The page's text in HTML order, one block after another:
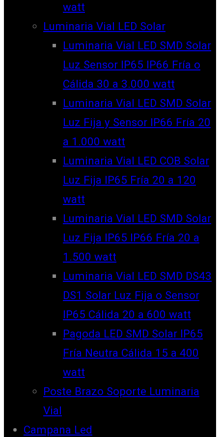
watt
Luminaria Vial LED Solar
Luminaria Vial LED SMD Solar
Luz Sensor IP65 IP66 Fría o
Cálida 30 a 3.000 watt
Luminaria Vial LED SMD Solar
Luz Fija y Sensor IP66 Fría 20
a 1.000 watt
Luminaria Vial LED COB Solar
Luz Fija IP65 Fría 20 a 120
watt
Luminaria Vial LED SMD Solar
Luz Fija IP65 IP66 Fría 20 a
1.500 watt
Luminaria Vial LED SMD DS43
DS1 Solar Luz Fija o Sensor
IP65 Cálida 20 a 600 watt
Pagoda LED SMD Solar IP65
Fría Neutra Cálida 15 a 400
watt
Poste Brazo Soporte Luminaria
Vial
Campana Led